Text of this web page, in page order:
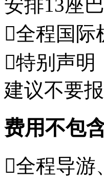
安排13座
全程国际
特别声明
建议不要
费用不包
全程导游